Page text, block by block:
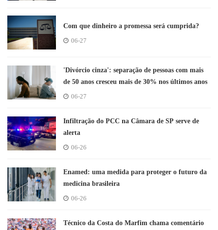
Com que dinheiro a promessa será cumprida?
06-27
'Divórcio cinza': separação de pessoas com mais
de 50 anos cresceu mais de 30% nos últimos anos
06-27
Infiltração do PCC na Câmara de SP serve de
alerta
06-26
Enamed: uma medida para proteger o futuro da
medicina brasileira
06-26
Técnico da Costa do Marfim chama comentário